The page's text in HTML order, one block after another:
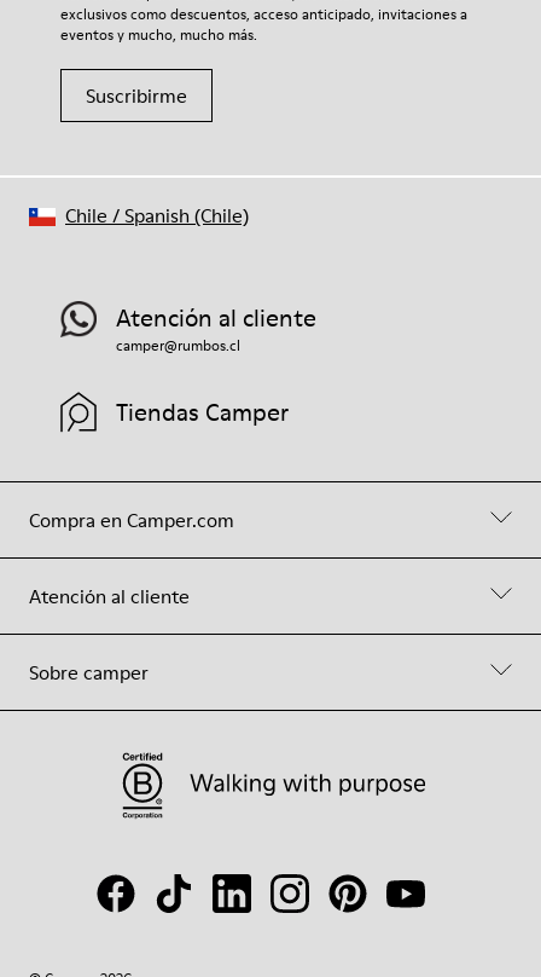
exclusivos como descuentos, acceso anticipado, invitaciones a
eventos y mucho, mucho más.
Suscribirme
Compra en Camper.com
Atención al cliente
Sobre camper
Atención al cliente
camper@rumbos.cl
Tiendas Camper
Chile /Spanish (Chile)